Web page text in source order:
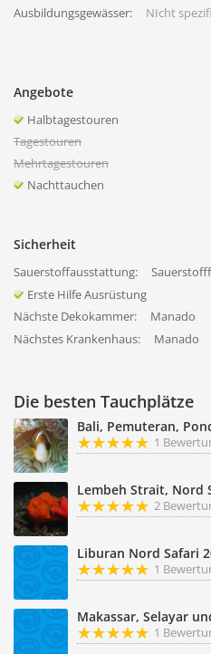
Ausbildungsgewässer:
NIcht
Angebote
Halbtagestouren
Tagestouren
Mehrtagestouren
Nachttauchen
Sicherheit
Sauerstoffausstattung:
Erste Hilfe Ausrüstung
Nächste Dekokammer:
Manado
Nächstes Krankenhaus:
Manado
Die besten Tauchplätze
Bali, Pemuteran,
1
Lembeh Strait, Nord
2
Liburan Nord Safari
1
Makassar, Selayar
1